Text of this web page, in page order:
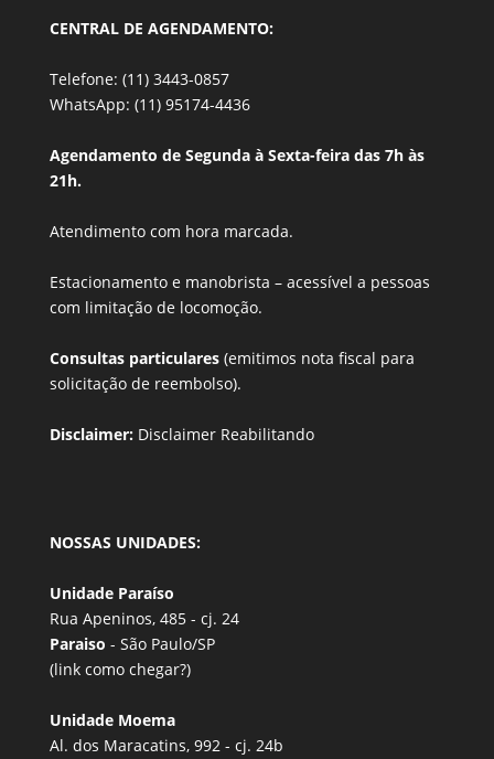
CENTRAL DE AGENDAMENTO:
Telefone: (11) 3443-0857
WhatsApp: (11) 95174-4436
Agendamento de Segunda à Sexta-feira das 7h às
21h.
Atendimento com hora marcada.
Estacionamento e manobrista – acessível a pessoas
com limitação de locomoção.
Consultas particulares (emitimos nota fiscal para
solicitação de reembolso).
Disclaimer: Disclaimer Reabilitando
NOSSAS UNIDADES:
Unidade Paraíso
Rua Apeninos, 485 - cj. 24
Paraiso - São Paulo/SP
(link como chegar?)
Unidade Moema
Al. dos Maracatins, 992 - cj. 24b